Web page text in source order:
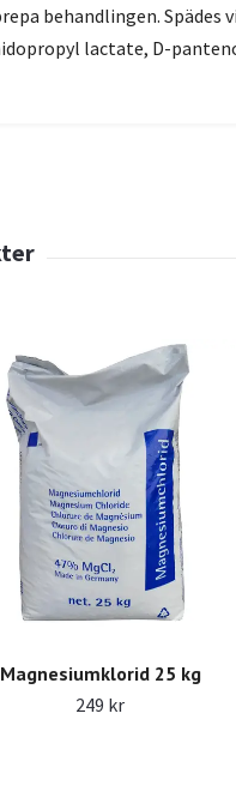
behandlingen. Spädes
lactate, D-
Magnesiumklorid 25 kg
249 kr